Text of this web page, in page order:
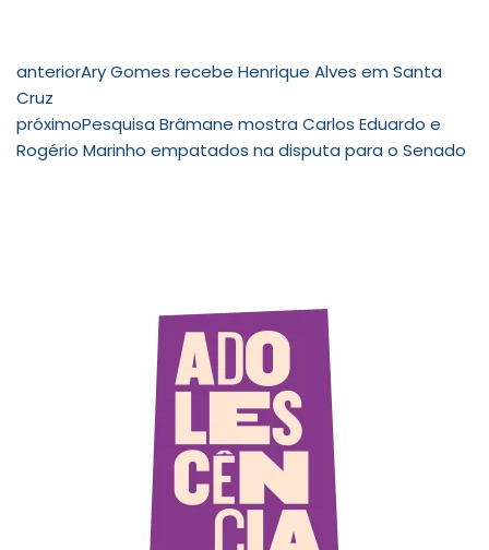
anteriorAry Gomes recebe Henrique Alves em Santa
Cruz
próximoPesquisa Brâmane mostra Carlos Eduardo e
Rogério Marinho empatados na disputa para o Senado